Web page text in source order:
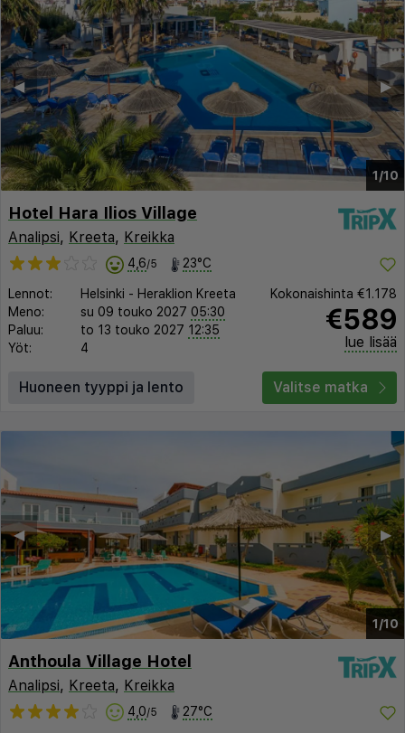
1/10
▶︎
◀︎
Hotel Hara Ilios Village
Analipsi, Kreeta, Kreikka
4,6/5 23°C
Lennot: Helsinki - Heraklion Kreeta
Meno:
su 09 touko 2027 05:30
Paluu:
to 13 touko 2027 12:35
Yöt:
4
Kokonaishinta €1.178
€589
lue lisää
Huoneen tyyppi ja lento Valitse matka
1/10
▶︎
◀︎
Anthoula Village Hotel
Analipsi, Kreeta, Kreikka
4,0/5 27°C